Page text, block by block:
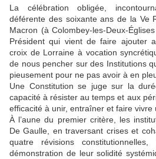
La célébration obligée,
déférente des soixante ans de la Ve
Macron (à Colombey-les-Deux-
Président qui vient de faire ajouter
croix de Lorraine à vocation
de nous pencher sur des Institutions
pieusement pour ne pas avoir à en
Une Constitution se juge sur la
capacité à résister au temps et aux
efficacité à unir, entraîner et faire vivre
À l’aune du premier critère, les
De Gaulle, en traversant crises et
quatre révisions
démonstration de leur solidité